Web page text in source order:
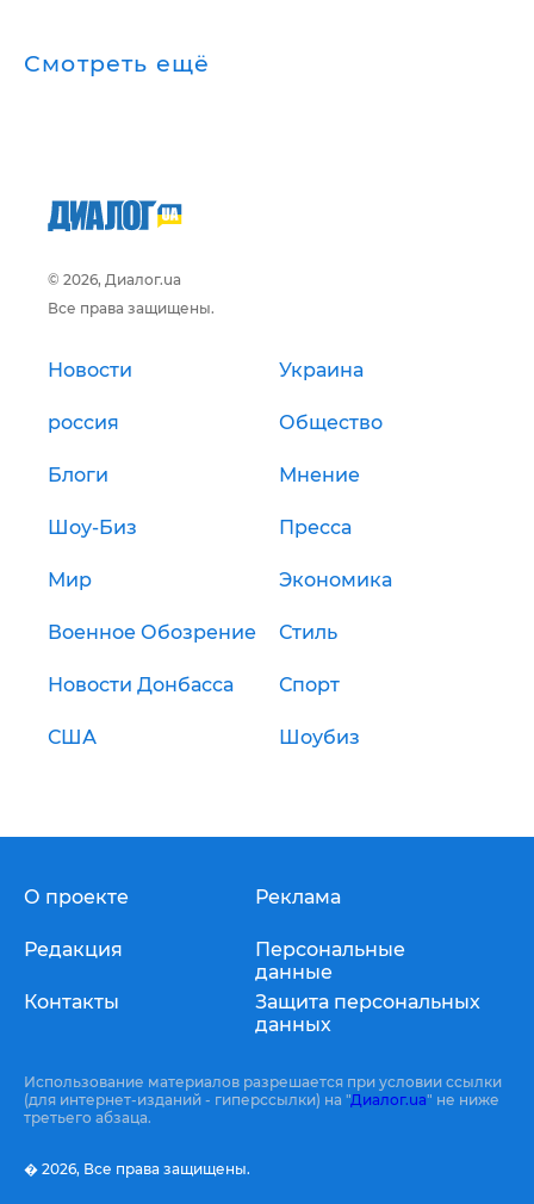
Смотреть ещё
© 2026, Диалог.ua
Все права защищены.
Новости Украина
россия Общество
Блоги Мнение
Шоу-Биз Пресса
Мир Экономика
Военное Обозрение Стиль
Новости Донбасса Спорт
США Шоубиз
О проекте
Редакция
Контакты
Реклама
Персональные
данные
Защита персональных
данных
Использование материалов разрешается при условии ссылки
(для интернет-изданий - гиперссылки) на "Диалог.ua" не ниже
третьего абзаца.
� 2026, Все права защищены.